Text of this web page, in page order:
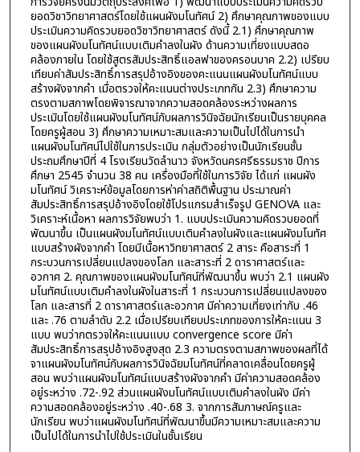
ยอดวิชาวิทยาศาสตร์โดยใช้แผนผังมโนทัศน์ 2) ศึกษาคุณภาพของแบบ
ประเมินความคิดรวบยอดวิชาวิทยาศาสตร์ ดังนี้ 2.1) ศึกษาคุณภาพ
ของแผนผังมโนทัศน์แบบเติมคำลงในผัง ด้านความเที่ยงแบบสดอ
คล้องภายใน โดยใช้สูตรสัมประสิทธิ์แอลฟาของครอนบาค 2.2) เปรียบ
เทียบค่าสัมประสิทธิ์การสรุปอ้างอิงของคะแนนแผนผังมโนทัศน์แบบ
สร้างผังจากคำ เมื่อตรวจให้คะแนนต่างประเภทกัน 2.3) ศึกษาความ
ตรงตามสภาพโดยพิจารณาจากความสอดคล้องระหว่างผลการ
ประเมินโดยใช้แผนผังมโนทัศน์กับผลการวินิจฉัยนักเรียนเป็นรายบุคคล
โดยครูผู้สอน 3) ศึกษาความเหมาะสมและความเป็นไปได้ในการนำ
แผนผังมโนทัศน์ไปใช้ในการประเมิน กลุ่มตัวอย่างเป็นนักเรียนชั้น
ประถมศึกษาปีที่ 4 โรงเรียนวัดลำนาว จังหวัดนครศรีธรรมราช ปีการ
ศึกษา 2545 จำนวน 38 คน เครื่องมือที่ใช้ในการวิจัย ได้แก่ แผนผัง
มโนทัศน์ วิเคราะห์ข้อมูลโดยการห่าค่าสถิติพื้นฐาน ประมาณค่า
สัมประสิทธิ์การสรุปอ้างอิงโดยใช้โปรแกรมสำเร็จรูป GENOVA และ
วิเคราะห์เนื้อหา ผลการวิจัยพบว่า 1. แบบประเมินความคิดรวบยอดที่
พัฒนาขึ้น เป็นแผนผังมโนทัศน์แบบเติมคำลงในผังและแผนผังมโนทัศ
แบบสร้างผังจากคำ โดยมีเนื้อหาวิทยาศาสตร์ 2 สาระ คือสาระที่ 1
กระบวนการเปลี่ยนแปลงของโลก และสาระที่ 2 ดาราศาสตร์และ
อวกาศ 2. คุณภาพของแผนผังมโนทัศน์ที่พัฒนาขึ้น พบว่า 2.1 แผนผัง
มโนทัศน์แบบเติมคำลงในผังในสาระที่ 1 กระบวนการเปลี่ยนแปลงของ
โลก และสารที่ 2 ดาราศาสตร์และอวกาศ มีค่าความเที่ยงเท่ากับ .46
และ .76 ตามลำดับ 2.2 เมื่อเปรียบเทียบประเภทของการให้คะแนน 3
แบบ พบว่ากตรวจให้คะแนนแบบ convergence score มีค่า
สัมประสิทธิ์การสรุปอ้างอิงสูงสุด 2.3 ความตรงตามสภาพของผลที่ได้
จาแผนผังมโนทัศน์กับผลการวินิจฉัยมโนทัศน์ที่คลาดเคลื่อนโดยครูผู้
สอน พบว่าแผนผังมโนทัศน์แบบสร้างผังจากคำ มีค่าความสอดคล้อง
อยู่ระหว่าง .72-.92 ส่วนแผนผังมโนทัศน์แบบเติมคำลงในผัง มีค่า
ความสอดคล้องอยู่ระหว่าง .40-.68 3. จากการสัมภาษณ์ครูและ
นักเรียน พบว่าแผนผังมโนทัศน์ที่พัฒนาขึ้นมีความเหมาะสมและความ
เป็นไปได้ในการนำไปใช้ประเมินในชั้นเรียน